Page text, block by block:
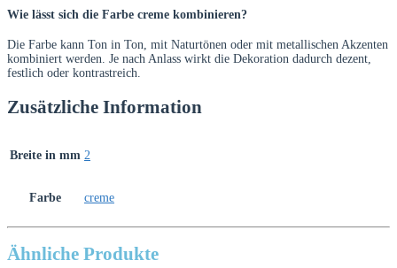
Wie lässt sich die Farbe creme kombinieren?
Die Farbe kann Ton in Ton, mit Naturtönen oder mit metallischen Akzenten
kombiniert werden. Je nach Anlass wirkt die Dekoration dadurch dezent,
festlich oder kontrastreich.
Zusätzliche Information
Breite in mm 2
Farbe creme
Ähnliche Produkte